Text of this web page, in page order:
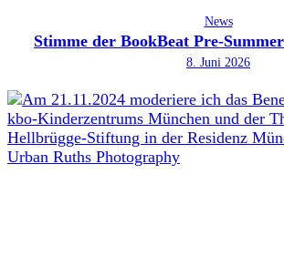
News
Stimme der BookBeat Pre-
8. Juni 2026